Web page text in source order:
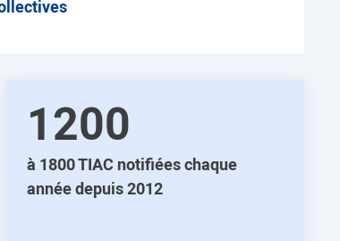
1200
à 1800 TIAC notifiées chaque
année depuis 2012